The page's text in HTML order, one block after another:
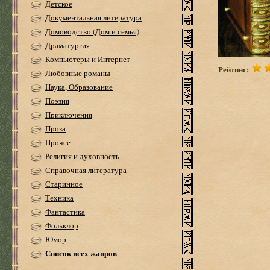
Детское
Документальная литература
Домоводство (Дом и семья)
Драматургия
Компьютеры и Интернет
Любовные романы
Наука, Образование
Поэзия
Приключения
Проза
Прочее
Религия и духовность
Справочная литература
Старинное
Техника
Фантастика
Фольклор
Юмор
Список всех жанров
Рейтинг: